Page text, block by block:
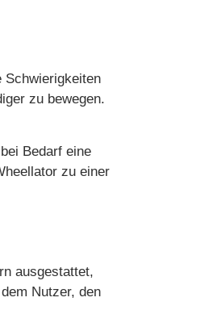
Schwierigkeiten
zu bewegen.
Bedarf eine
zu einer
ausgestattet,
Nutzer, den